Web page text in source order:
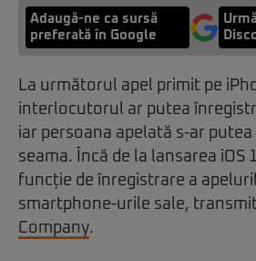
Adaugă-ne ca sursă
preferată în Google
La următorul apel primit pe
interlocutorul ar putea
iar persoana apelată s-ar putea
seama. Încă de la lansarea iOS
funcție de înregistrare a
smartphone-urile sale,
Company.